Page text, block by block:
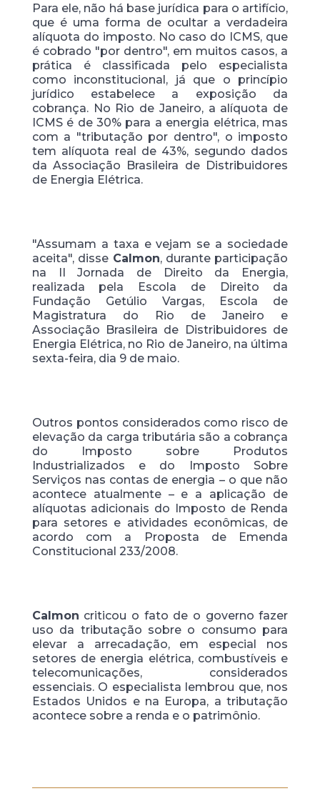
Para ele, não há base jurídica para o artifício,
que é uma forma de ocultar a verdadeira
alíquota do imposto. No caso do ICMS, que
é cobrado "por dentro", em muitos casos, a
prática é classificada pelo especialista
como inconstitucional, já que o princípio
jurídico estabelece a exposição da
cobrança. No Rio de Janeiro, a alíquota de
ICMS é de 30% para a energia elétrica, mas
com a "tributação por dentro", o imposto
tem alíquota real de 43%, segundo dados
da Associação Brasileira de Distribuidores
de Energia Elétrica.
"Assumam a taxa e vejam se a sociedade
aceita", disse Calmon, durante participação
na II Jornada de Direito da Energia,
realizada pela Escola de Direito da
Fundação Getúlio Vargas, Escola de
Magistratura do Rio de Janeiro e
Associação Brasileira de Distribuidores de
Energia Elétrica, no Rio de Janeiro, na última
sexta-feira, dia 9 de maio.
Outros pontos considerados como risco de
elevação da carga tributária são a cobrança
do Imposto sobre Produtos
Industrializados e do Imposto Sobre
Serviços nas contas de energia – o que não
acontece atualmente – e a aplicação de
alíquotas adicionais do Imposto de Renda
para setores e atividades econômicas, de
acordo com a Proposta de Emenda
Constitucional 233/2008.
Calmon criticou o fato de o governo fazer
uso da tributação sobre o consumo para
elevar a arrecadação, em especial nos
setores de energia elétrica, combustíveis e
telecomunicações, considerados
essenciais. O especialista lembrou que, nos
Estados Unidos e na Europa, a tributação
acontece sobre a renda e o patrimônio.